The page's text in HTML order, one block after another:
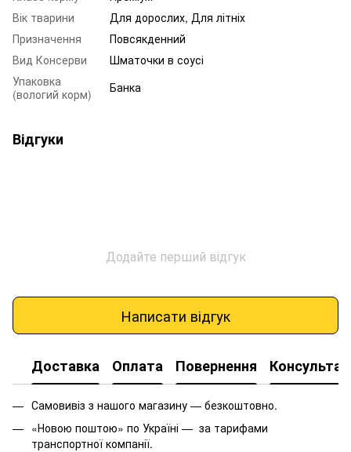
Вік тварини
Для дорослих, Для літніх
Призначення
Повсякденний
Вид Консерви
Шматочки в соусі
Упаковка
(вологий корм)
Банка
Відгуки
Додайте перший відгук
Написати відгук
Доставка Оплата Повернення
Самовивіз з нашого магазину — безкоштовно.
«Новою поштою» по Україні — за тарифами
транспортної компанії.